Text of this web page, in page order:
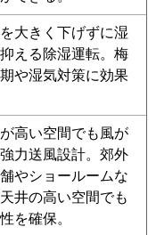
PLZX-
PLZX-ERMP112H4
PLZX-
PLZX-
PLZX-
PLZX-
PLZX-
PLZX-HRMP112H2
PLZX-
大きく下げずに湿
える除湿運転。梅
や湿気対策に効果
高い空間でも風が
力送風設計。郊外
やショールームな
井の高い空間でも
を確保。